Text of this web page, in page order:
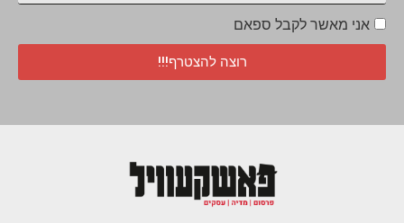
אני מאשר לקבל ספאם
רוצה להצטרף!!!